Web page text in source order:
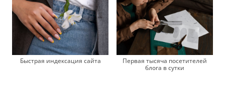
Быстрая индексация сайта
Первая тысяча посетителей
блога в сутки